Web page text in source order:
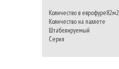
Количество в еврофуре82м2
Количество на паллете
Штабелируемый
Серия